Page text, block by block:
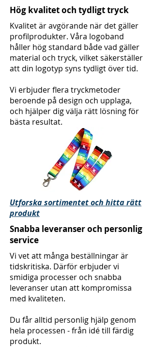
Hög kvalitet och tydligt tryck
Kvalitet är avgörande när det gäller
profilprodukter. Våra logoband
håller hög standard både vad gäller
material och tryck, vilket säkerställer
att din logotyp syns tydligt över tid.
Vi erbjuder flera tryckmetoder
beroende på design och upplaga,
och hjälper dig välja rätt lösning för
bästa resultat.
Utforska sortimentet och hitta rätt
produkt
Snabba leveranser och personlig
service
Vi vet att många beställningar är
tidskritiska. Därför erbjuder vi
smidiga processer och snabba
leveranser utan att kompromissa
med kvaliteten.
Du får alltid personlig hjälp genom
hela processen - från idé till färdig
produkt.